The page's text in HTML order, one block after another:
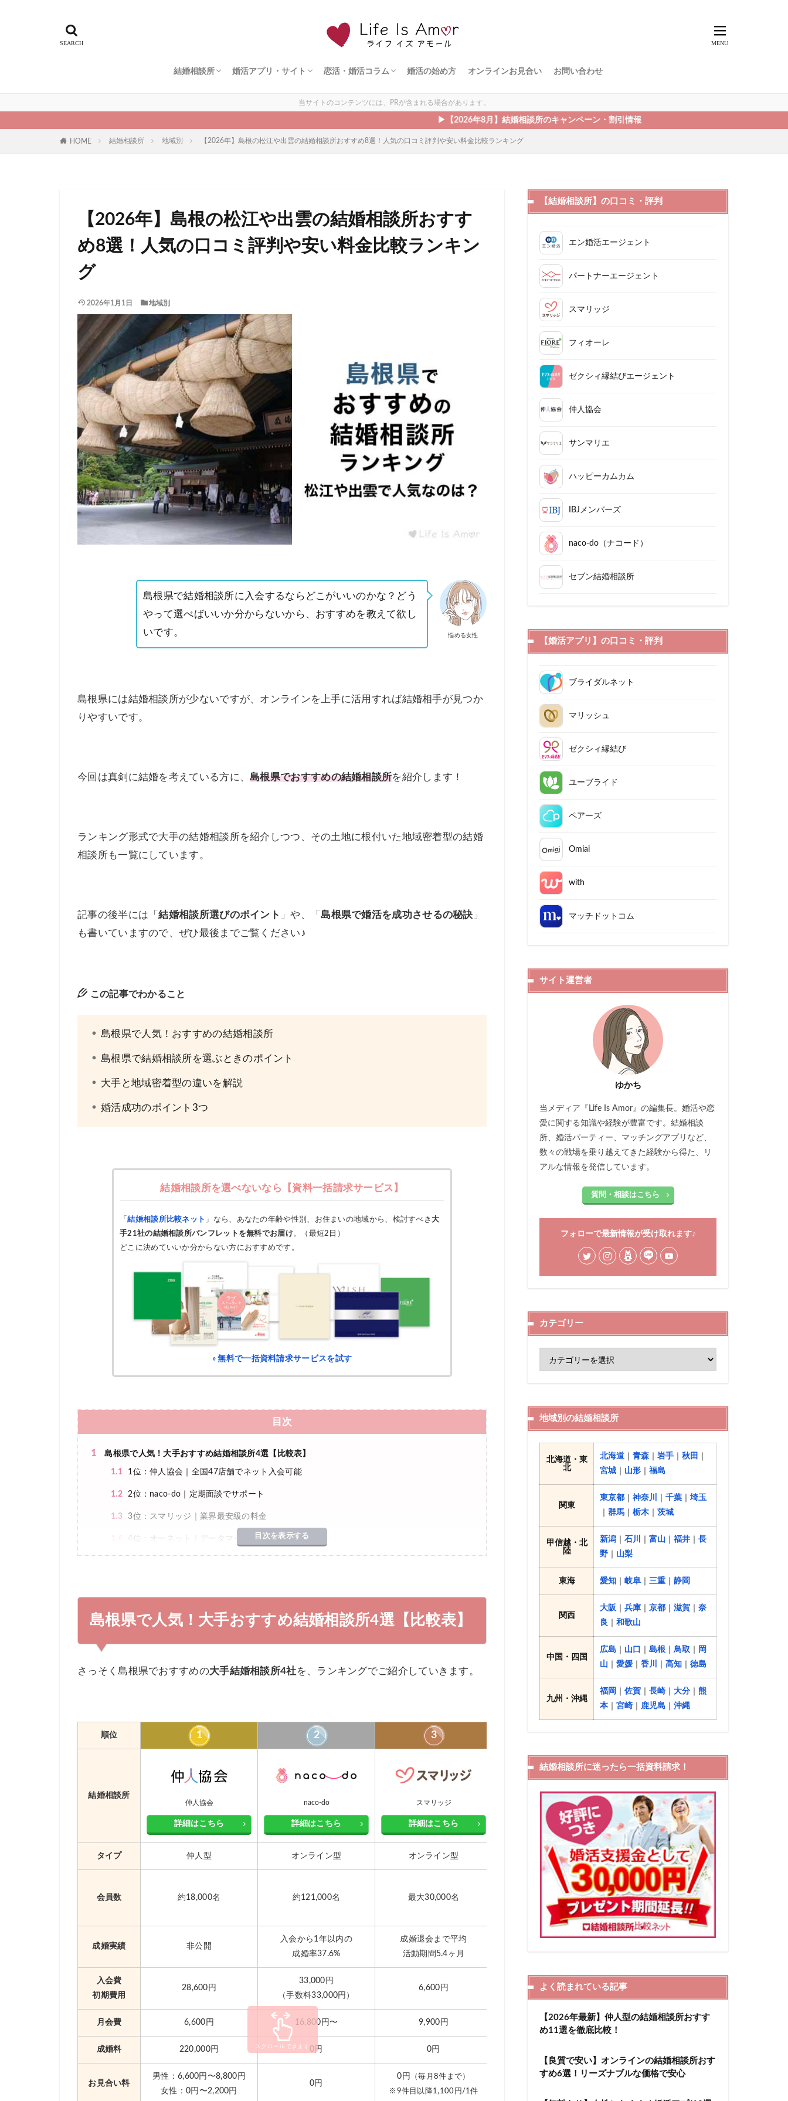
結婚相談所 婚活アプリ・サイト 恋活・婚活コラム 婚活の始め方 オンラインお見合い お問い合わせ
当サイトのコンテンツには、PRが含まれる場合があります。
▶︎【2026年8月】結婚相談所のキャンペーン・割引情報
HOME 結婚相談所 地域別 【2026年】島根の松江や出雲の結婚相談所おすすめ8選！人気の口コミ評判や安い料金比較ランキング
【2026年】島根の松江や出雲の結婚相談所おすす
め8選！人気の口コミ評判や安い料金比較ランキン
グ
2026年1月1日 地域別
悩める女性
島根県で結婚相談所に入会するならどこがいいのかな？どう
やって選べばいいか分からないから、おすすめを教えて欲し
いです。
島根県には結婚相談所が少ないですが、オンラインを上手に活用すれば結婚相手が見つか
りやすいです。
今回は真剣に結婚を考えている方に、島根県でおすすめの結婚相談所を紹介します！
ランキング形式で大手の結婚相談所を紹介しつつ、その土地に根付いた地域密着型の結婚
相談所も一覧にしています。
記事の後半には「結婚相談所選びのポイント 」や、「島根県で婚活を成功させるの秘訣 」
も書いていますので、ぜひ最後までご覧ください♪
この記事でわかること
島根県で人気！おすすめの結婚相談所
島根県で結婚相談所を選ぶときのポイント
大手と地域密着型の違いを解説
婚活成功のポイント3つ
結婚相談所を選べないなら 【資料一括請求サービス】
「結婚相談所比較ネット 」なら、あなたの年齢や性別、お住まいの地域から、検討すべき大
手21社の結婚相談所パンフレットを無料でお届け。（最短2日）
どこに決めていいか分からない方におすすめです。
» 無料で一括資料請求サービスを試す
目次
1 島根県で人気！大手おすすめ結婚相談所4選【比較表】
1.1 1位：仲人協会｜全国47店舗でネット入会可能
1.2 2位：naco-do｜定期面談でサポート
1.3 3位：スマリッジ｜業界最安級の料金
4位：オーネット｜データマッチングでお相手探し
3 島根県の大手結婚相談所【安い順ランキング】
島根県で結婚相談所を選ぶときのポイント
4.1 結婚相談所の種類
年代別に島根県でおすすめ結婚相談所を紹介
島根県で30代におすすめの結婚相談所
島根県で40代におすすめの結婚相談所
大手と地域密着型の結婚相談所の違いを解説
島根県の結婚相談所で婚活を成功させるコツ
7.1 プロフィール写真はフォトスタジオで撮ってもらう
7.2 県外の人ともたくさんお見合いしてみる
島根県でもハッピーカムカムで婚活はできる？
10 島根県の結婚相談所で夢を叶えよう！
目次を表示する
島根県で人気！大手おすすめ結婚相談所4選【比較表】
さっそく島根県でおすすめの大手結婚相談所4社を、ランキングでご紹介していきます。
順位 1 2 3
結婚相談所
仲人協会
詳細はこちら
naco-do
詳細はこちら
スマリッジ
詳細はこちら
オーネット
詳細はこちら
タイプ 仲人型 オンライン型 オンライン型 データマッチング型
会員数 約18,000名 約121,000名 最大30,000名
42,859名
【男性：27,195名 女性：15,664名】
（2023年1月1日現在）
成婚実績 非公開
入会から1年以内の
成婚率37.6%
成婚退会まで平均
活動期間5.4ヶ月
13カ月～15カ月
入会費
初期費用
28,600円
33,000円
（手数料33,000円）
6,600円 43,200円〜
月会費 6,600円 16,800円〜 9,900円 12,600円〜
成婚料 220,000円 0円 0円
お見合い料
男性：6,600円〜8,800円
女性：0円〜2,200円
0円
0円
（毎月8件まで）
※9件目以降1,100円/1件
スクロールできます
【結婚相談所】の口コミ・評判
エン婚活エージェント
パートナーエージェント
スマリッジ
フィオーレ
ゼクシィ縁結びエージェント
仲人協会
サンマリエ
ハッピーカムカム
IBJメンバーズ
naco-do（ナコード）
セブン結婚相談所
【婚活アプリ】の口コミ・評判
ブライダルネット
マリッシュ
ゼクシィ縁結び
ユーブライド
ペアーズ
Omiai
with
マッチドットコム
サイト運営者
ゆかち
当メディア『Life Is Amor』の編集長。婚活や恋
愛に関する知識や経験が豊富です。結婚相談
所、婚活パーティー、マッチングアプリなど、
数々の戦場を乗り越えてきた経験から得た、リ
アルな情報を発信しています。
質問・相談はこちら
フォローで最新情報が受け取れます♪
カテゴリー
地域別の結婚相談所
北海道・東
北
北海道 青森 岩手 秋田
宮城
山形 福島
関東
東京都 神奈川 千葉
埼玉
群馬 栃木 茨城
甲信越・北
陸
新潟 石川 富山 福井
長
野
山梨
東海 愛知 岐阜 三重 静岡
関西
大阪 兵庫 京都 滋賀
奈
良
和歌山
中国・四国
広島 山口 島根 鳥取
岡
山
愛媛 香川 高知 徳島
九州・沖縄
福岡 佐賀 長崎 大分
熊
本
宮崎 鹿児島 沖縄
結婚相談所に迷ったら一括資料請求！
よく読まれている記事
【2026年最新】仲人型の結婚相談所おすす
め11選を徹底比較！
【良質で安い】オンラインの結婚相談所おす
すめ6選！リーズナブルな価格で安心